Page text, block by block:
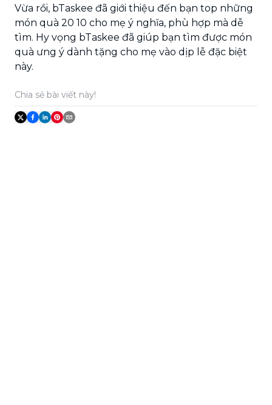
Vừa rồi, bTaskee đã giới thiệu đến bạn top những
món quà 20 10 cho mẹ ý nghĩa, phù hợp mà dễ
tìm. Hy vọng bTaskee đã giúp bạn tìm được món
quà ưng ý dành tặng cho mẹ vào dịp lễ đặc biệt
này.
Chia sẻ bài viết này!